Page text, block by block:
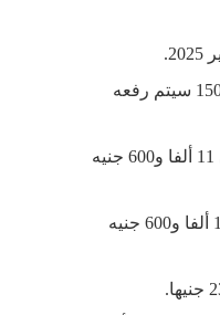
كل موظف ومؤمن عليه تنتهي خدمته في 1 يناير 2025، وتكون معادلة حساب معاشه أقل من 1500 سيتم رفعه
كل صاحب معاش يتقاضى 10 آلاف و80 جنيها وهو الحد الأقصى للمعاش حاليا،، سيتم زيادته إلى 11 ألفا و600 جنيه
كل موظف ومؤمن عليه تنتهي خدمته في 1 يناير 2025، وتكون معادلة حساب معاشه أقل من 11 ألفا و600 جنيه